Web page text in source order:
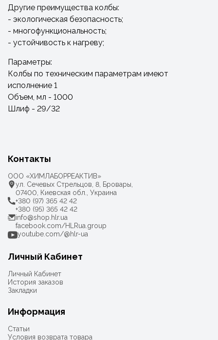
Другие преимущества колбы:
- экологическая безопасность;
- многофункциональность;
- устойчивость к нагреву;
Параметры:
Колбы по техническим параметрам имеют
исполнение 1
Объем, мл - 1000
Шлиф - 29/32
Контакты
ООО «ХИМЛАБОРРЕАКТИВ»
ул. Сечевых Стрельцов, 8, Бровары,
07400, Киевская обл., Украина
+380 (97) 365 42 42
+380 (95) 365 42 42
info@shop.hlr.ua
facebook.com/HLRua.group
youtube.com/@hlr-ua
Личный Кабинет
Личный Кабинет
История заказов
Закладки
Информация
Статьи
Условия возврата товара